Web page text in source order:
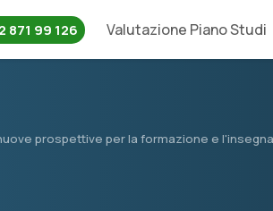
871 99 126 Valutazione Piano Studi
prospettive per la formazione e